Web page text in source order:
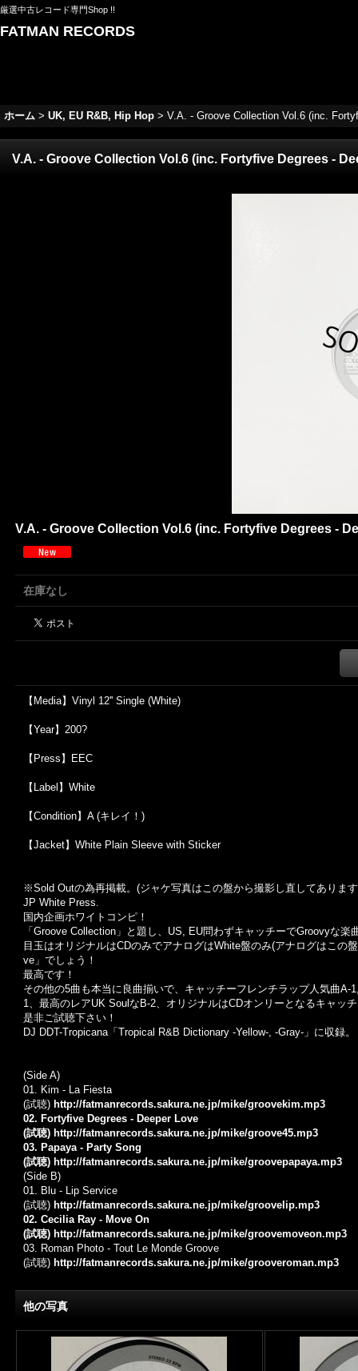
厳選中古レコード専門Shop !!
FATMAN RECORDS
ホーム > UK, EU R&B, Hip Hop > V.A. - Groove Collection Vol.6 (inc.
V.A. - Groove Collection Vol.6 (inc. Fortyfive Degrees -
V.A. - Groove Collection Vol.6 (inc. Fortyfive Degrees -
在庫なし
【Media】Vinyl 12'' Single (White)
【Year】200?
【Press】EEC
【Label】White
【Condition】A (キレイ！)
【Jacket】White Plain Sleeve with Sticker
※Sold Outの為再掲載。 (ジャケ写真はこの盤から撮影し直してありま
JP White Press.
国内企画ホワイトコンピ！
「Groove Collection」と題し、US, EU問わずキャッチーでGroovyな
目玉はオリジナルはCDのみでアナログはWhite盤のみ(アナログはこ
ve」でしょう！
最高です！
その他の5曲も本当に良曲揃いで、キャッチーフレンチラップ人気曲
1、最高のレアUK SoulなB-2、オリジナルはCDオンリーとなるキャッ
是非ご試聴下さい！
DJ DDT-Tropicana「Tropical R&B Dictionary -Yellow-, -Gray-」に収録。
(Side A)
01. Kim - La Fiesta
(試聴) http://fatmanrecords.sakura.ne.jp/mike/groovekim.mp3
02. Fortyfive Degrees - Deeper Love
(試聴) http://fatmanrecords.sakura.ne.jp/mike/groove45.mp3
03. Papaya - Party Song
(試聴) http://fatmanrecords.sakura.ne.jp/mike/groovepapaya.mp3
(Side B)
01. Blu - Lip Service
(試聴) http://fatmanrecords.sakura.ne.jp/mike/groovelip.mp3
02. Cecilia Ray - Move On
(試聴) http://fatmanrecords.sakura.ne.jp/mike/groovemoveon.mp3
03. Roman Photo - Tout Le Monde Groove
(試聴) http://fatmanrecords.sakura.ne.jp/mike/grooveroman.mp3
他の写真